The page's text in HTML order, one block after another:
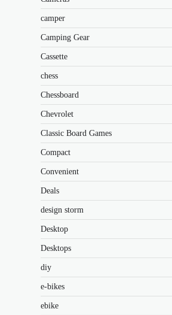
camper
Camping Gear
Cassette
chess
Chessboard
Chevrolet
Classic Board Games
Compact
Convenient
Deals
design storm
Desktop
Desktops
diy
e-bikes
ebike